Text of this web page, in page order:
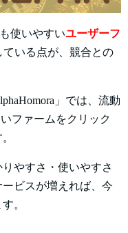
使いやすいユーザーフ
ている点が、競合との
」では、流動
ファームをクリック
やすさ・使いやすさ
ビスが増えれば、今
。